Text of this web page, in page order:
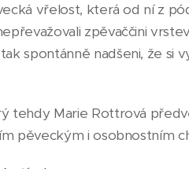
vřelost, která od ní z
zpěvaččini
spontánně nadšeni, že si
tehdy Marie Rottrová
pěveckým i osobnostním